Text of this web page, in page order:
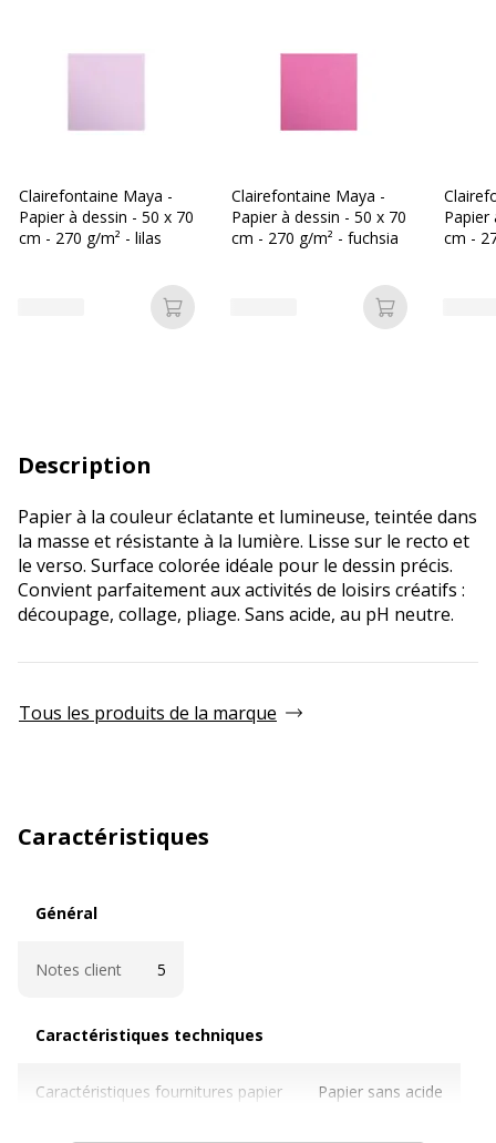
Clairefontaine Maya -
Papier à dessin - 50 x 70
cm - 270 g/m² - lilas
Ajouter au panier
Clairefontaine Maya -
Papier à dessin - 50 x 70
cm - 270 g/m² - fuchsia
Ajouter au
Papier
cm -
Description
Papier à la couleur éclatante et lumineuse, teintée dans
la masse et résistante à la lumière. Lisse sur le recto et
le verso. Surface colorée idéale pour le dessin précis.
Convient parfaitement aux activités de loisirs créatifs :
découpage, collage, pliage. Sans acide, au pH neutre.
Tous les produits de la marque
Caractéristiques
Général
Notes client 5
Caractéristiques techniques
Caractéristiques fournitures papier Papier sans acide